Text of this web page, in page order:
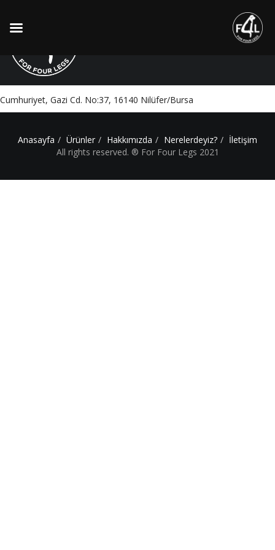
Dodo Veteriner Kliniği
Cumhuriyet, Gazi Cd. No:37, 16140 Nilüfer/Bursa
Anasayfa Ürünler Hakkımızda Nerelerdeyiz?
İletişim
All rights reserved. ® For Four Legs 2021